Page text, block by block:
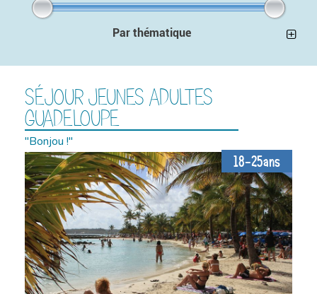
Par thématique
SÉJOUR JEUNES ADULTES
GUADELOUPE
"Bonjou !"
18-25ans